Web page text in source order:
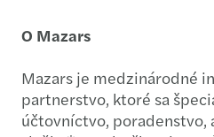
O Mazars
Mazars je medzinárodné
partnerstvo, ktoré sa
účtovníctvo, poradenstvo,